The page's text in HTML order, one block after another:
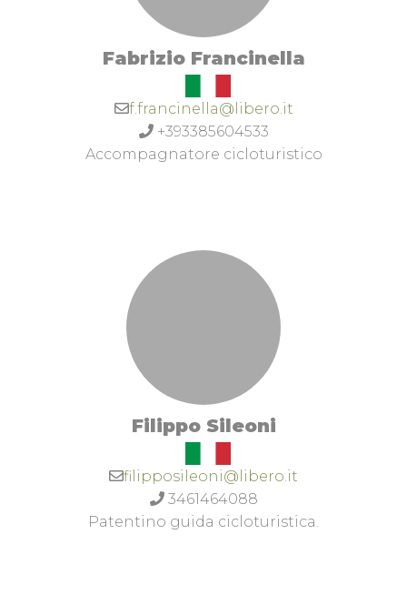
Fabrizio Francinella
f.francinella@libero.it
+393385604533
Accompagnatore cicloturistico
Filippo Sileoni
filipposileoni@libero.it
3461464088
Patentino guida cicloturistica.